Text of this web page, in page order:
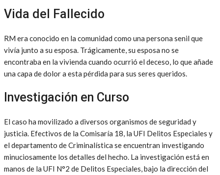
Vida del Fallecido
RM era conocido en la comunidad como una persona senil que
vivía junto a su esposa. Trágicamente, su esposa no se
encontraba en la vivienda cuando ocurrió el deceso, lo que añade
una capa de dolor a esta pérdida para sus seres queridos.
Investigación en Curso
El caso ha movilizado a diversos organismos de seguridad y
justicia. Efectivos de la Comisaría 18, la UFI Delitos Especiales y
el departamento de Criminalística se encuentran investigando
minuciosamente los detalles del hecho. La investigación está en
manos de la UFI N°2 de Delitos Especiales, bajo la dirección del